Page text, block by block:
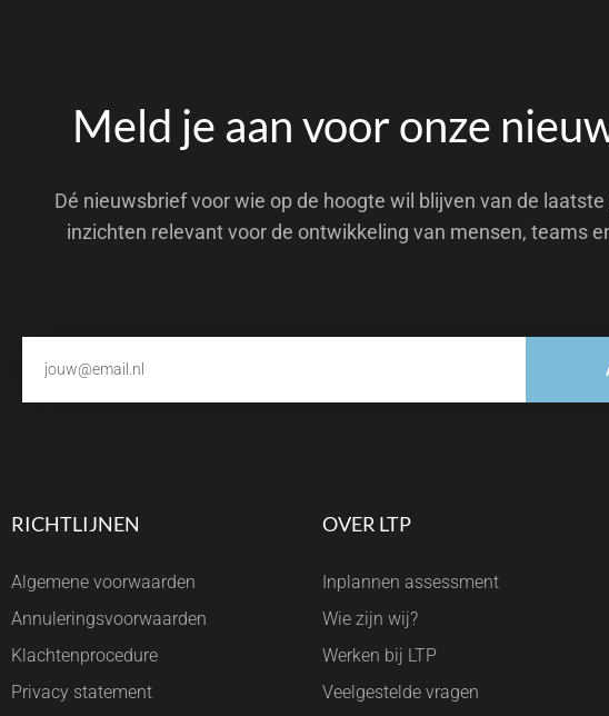
Meld je aan voor onze
Dé nieuwsbrief voor wie op de hoogte wil blijven van de
inzichten relevant voor de ontwikkeling van mensen, teams
RICHTLIJNEN
Algemene voorwaarden
Annuleringsvoorwaarden
Klachtenprocedure
Privacy statement
OVER LTP
Inplannen assessment
Wie zijn wij?
Werken bij LTP
Veelgestelde vragen